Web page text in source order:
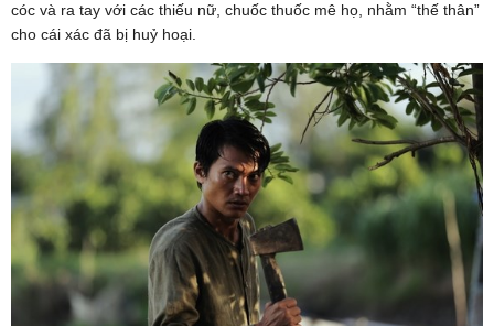
cóc và ra tay với các thiếu nữ, chuốc thuốc mê họ, nhằm “thế thân”
cho cái xác đã bị huỷ hoại.